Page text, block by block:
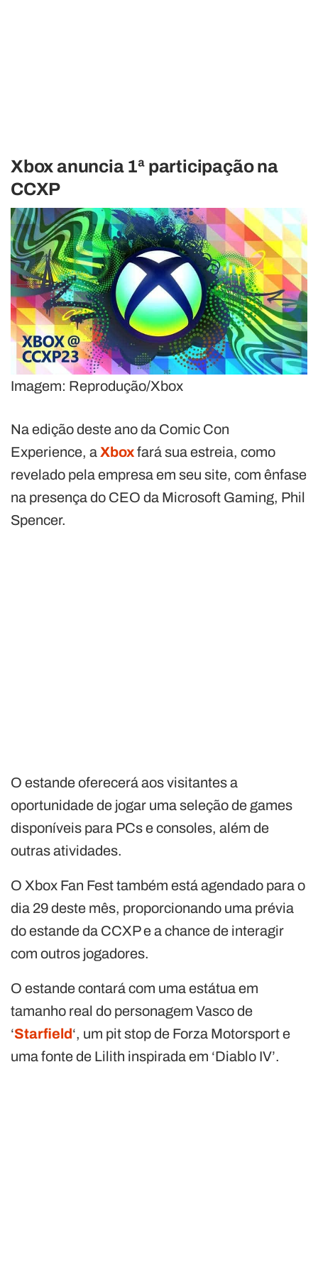
Xbox anuncia 1ª participação na
CCXP
Imagem: Reprodução/Xbox
Na edição deste ano da Comic Con
Experience, a Xboxfará sua estreia, como
revelado pela empresa em seu site, com ênfase
na presença do CEO da Microsoft Gaming, Phil
Spencer.
O estande oferecerá aos visitantes a
oportunidade de jogar uma seleção de games
disponíveis para PCs e consoles, além de
outras atividades.
O Xbox Fan Fest também está agendado para o
dia 29 deste mês, proporcionando uma prévia
do estande da CCXP e a chance de interagir
com outros jogadores.
O estande contará com uma estátua em
tamanho real do personagem Vasco de
‘Starfield‘, um pit stop de Forza Motorsport e
uma fonte de Lilith inspirada em ‘Diablo IV’.